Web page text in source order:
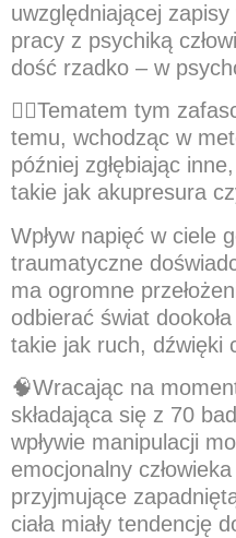
uwzględniającej
pracy z psychiką
dość rzadko – w
💁‍♀️Tematem tym
temu, wchodząc w
później zgłębiając
takie jak akupresura
Wpływ napięć w ciele
traumatyczne
ma ogromne
odbierać świat
takie jak ruch, dźwięki
🧠Wracając na
składająca się z 70
wpływie manipulacji
emocjonalny
przyjmujące
ciała miały tendencję